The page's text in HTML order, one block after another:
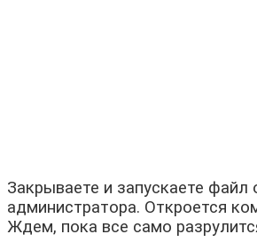
Закрываете и запускаете файл
администратора. Откроется
Ждем, пока все само